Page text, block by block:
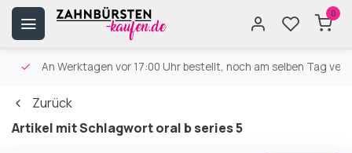
0
An Werktagen vor 17:00 Uhr bestellt, noch am selben Tag
Zurück
Artikel mit Schlagwort oral b series 5